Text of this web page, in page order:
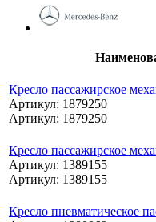
Кресло пассажирское
Артикул: 1879250
Артикул: 1879250
Кресло пассажирское
Артикул: 1389155
Артикул: 1389155
Кресло пневматическое